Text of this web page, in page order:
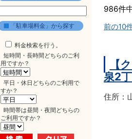
「駐車場料金」から探す
料金検索を行う。
短時間・長時間どちらのご利
用ですか？
平日・休日どちらのご利用で
すか？
時間帯は昼間・夜間どちらの
ご利用ですか？
986件
前の10
【
泉2
住所：